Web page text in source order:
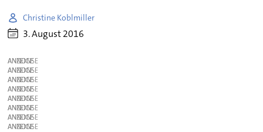
Christine Koblmiller
3. August 2016
ANZEIGE
ANZEIGE
ANZEIGE
ANZEIGE
ANZEIGE
ANZEIGE
ANZEIGE
ANZEIGE